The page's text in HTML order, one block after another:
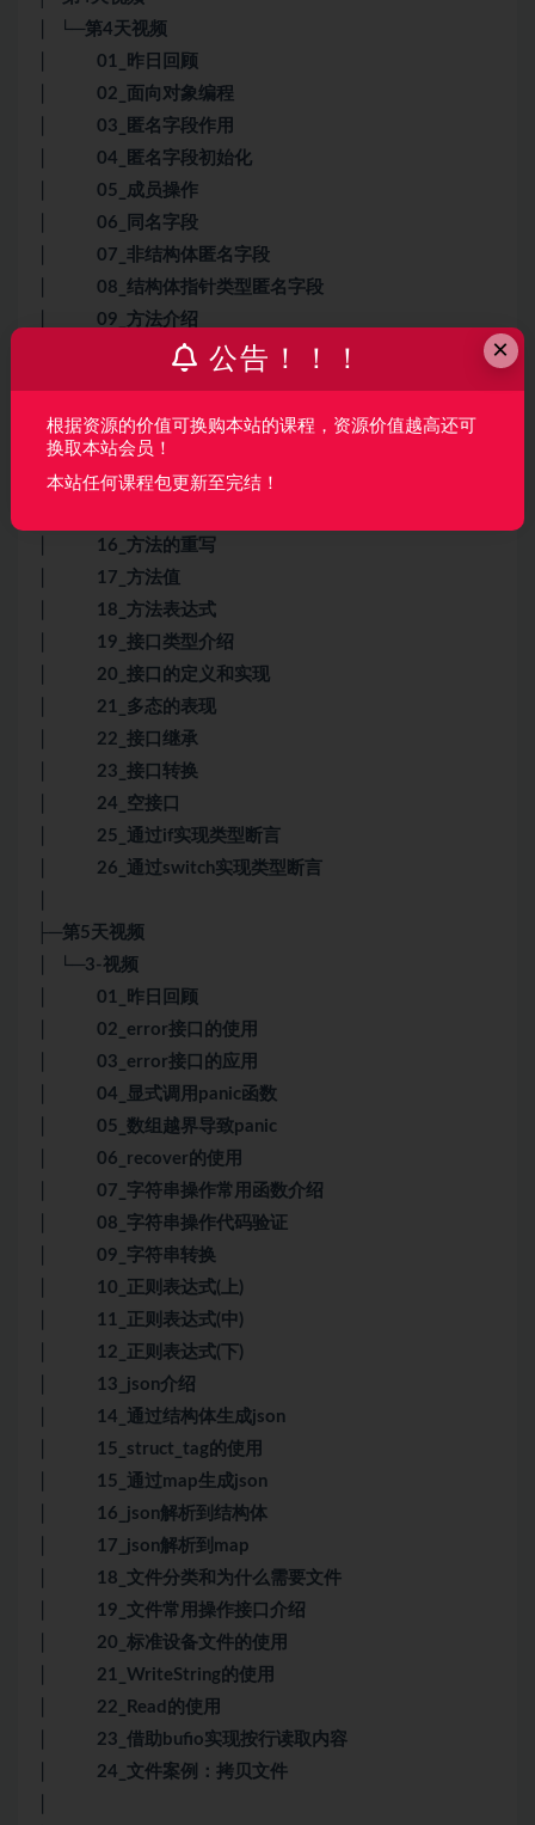
│ └─第4天视频
│ 01_昨日回顾
│ 02_面向对象编程
│ 03_匿名字段作用
│ 04_匿名字段初始化
│ 05_成员操作
│ 06_同名字段
│ 07_非结构体匿名字段
│ 08_结构体指针类型匿名字段
│ 09_方法介绍
│ 10_面向过程和面向对象函数区别
│ 12_方法使用总结
│ 13_值语义和引用语义
│ 14_指针类型和普通类型的方法集
│ 16_方法的重写
│ 17_方法值
│ 18_方法表达式
│ 19_接口类型介绍
│ 20_接口的定义和实现
│ 21_多态的表现
│ 22_接口继承
│ 23_接口转换
│ 24_空接口
│ 25_通过if实现类型断言
│ 26_通过switch实现类型断言
├─第5天视频
│ └─3-视频
│ 01_昨日回顾
│ 02_error接口的使用
│ 03_error接口的应用
│ 04_显式调用panic函数
│ 05_数组越界导致panic
│ 06_recover的使用
│ 07_字符串操作常用函数介绍
│ 08_字符串操作代码验证
│ 09_字符串转换
│ 10_正则表达式(上)
│ 11_正则表达式(中)
│ 12_正则表达式(下)
│ 13_json介绍
│ 14_通过结构体生成json
│ 15_struct_tag的使用
│ 15_通过map生成json
│ 16_json解析到结构体
│ 17_json解析到map
│ 18_文件分类和为什么需要文件
│ 19_文件常用操作接口介绍
│ 20_标准设备文件的使用
│ 21_WriteString的使用
│ 22_Read的使用
│ 23_借助bufio实现按行读取内容
│ 24_文件案例：拷贝文件
×
公告！！！
根据资源的价值可换购本站的课程，资源价值越高还可
换取本站会员！
本站任何课程包更新至完结！